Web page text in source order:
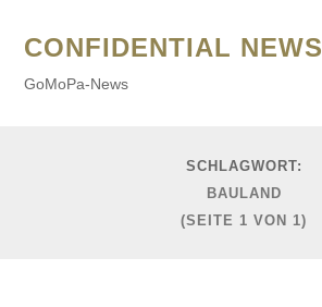
CONFIDENTIAL NEWS
GoMoPa-News
SCHLAGWORT:
BAULAND
(SEITE 1 VON 1)